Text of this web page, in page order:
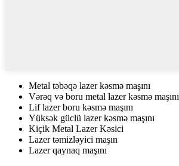
Metal təbəqə lazer kəsmə maşını
Vərəq və boru metal lazer kəsmə maşını
Lif lazer boru kəsmə maşını
Yüksək güclü lazer kəsmə maşını
Kiçik Metal Lazer Kəsici
Lazer təmizləyici maşın
Lazer qaynaq maşını